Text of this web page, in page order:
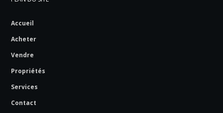
Accueil
Acheter
Vendre
Propriétés
Services
Contact